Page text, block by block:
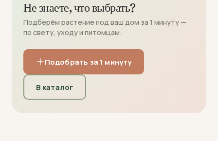
Не знаете, что выбрать?
Подберём растение под ваш дом за 1 минуту —
по свету, уходу и питомцам.
Подобрать за 1 минуту
В каталог